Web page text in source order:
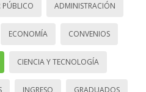
ADMINISTRACIÓN
ECONOMÍA CONVENIOS
CIENCIA Y TECNOLOGÍA